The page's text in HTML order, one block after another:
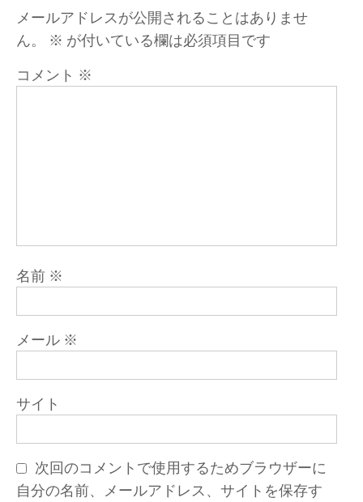
ョ
ン
メールアドレスが公開されることはありませ
ん。
※ が付いている欄は必須項目です
コメント ※
名前 ※
メール ※
サイト
次回のコメントで使用するためブラウザーに
自分の名前、メールアドレス、サイトを保存す